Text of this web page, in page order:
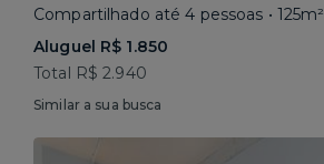
Compartilhado até 4 pessoas • 125m²
Aluguel R$ 1.850
Total R$ 2.940
Similar a sua busca